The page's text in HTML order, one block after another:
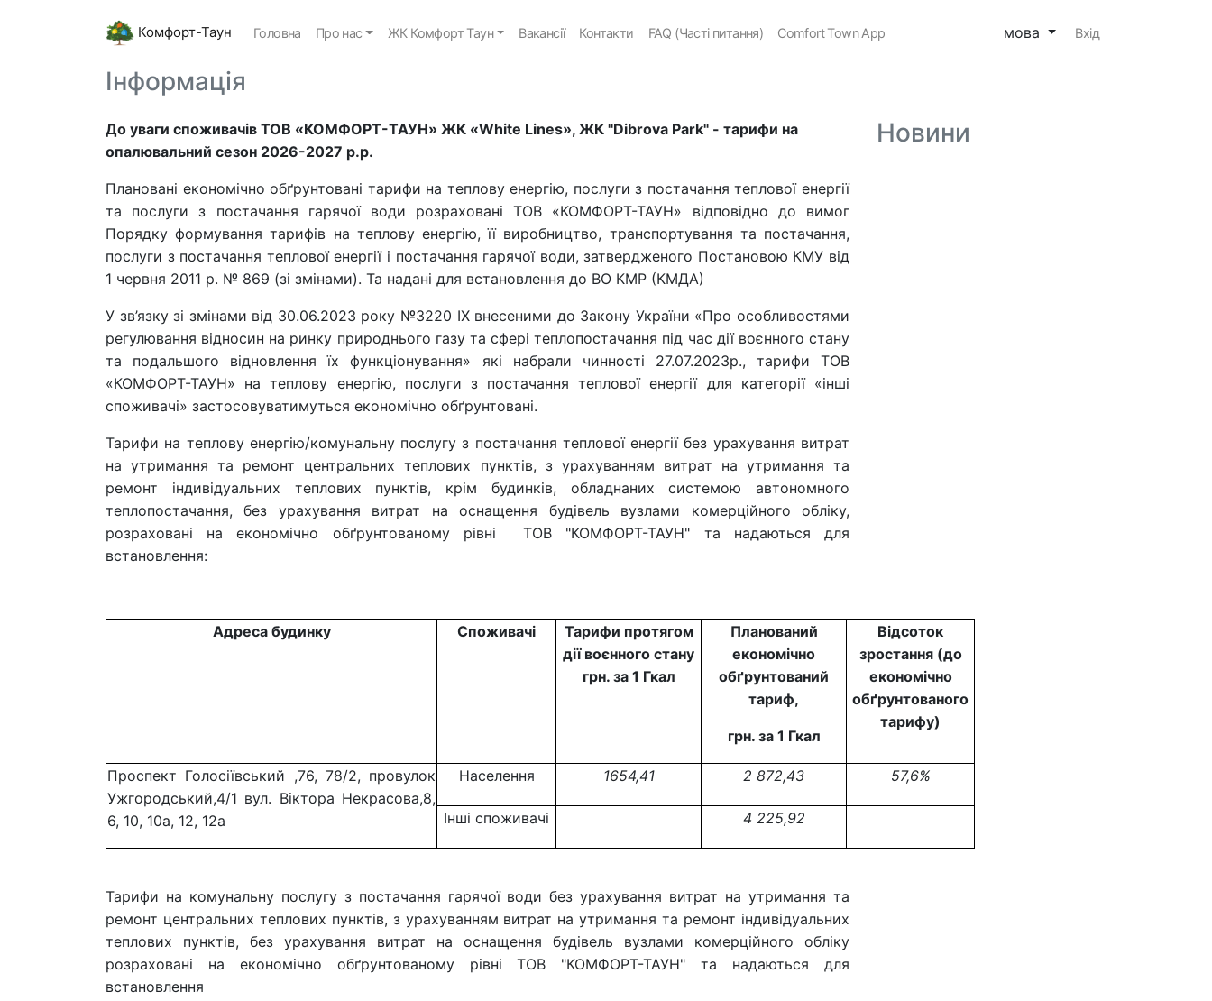
Комфорт-Таун Головна Про нас ЖК Комфорт Таун Вакансії Контакти FAQ (Часті питання) Comfort Town App мова Вхід
Інформація
До уваги споживачів ТОВ «КОМФОРТ-ТАУН» ЖК «White Lines», ЖК "Dibrova Park" - тарифи на
опалювальний сезон 2026-2027 р.р.
Плановані економічно обґрунтовані тарифи на теплову енергію, послуги з постачання теплової енергії
та послуги з постачання гарячої води розраховані ТОВ «КОМФОРТ-ТАУН» відповідно до вимог
Порядку формування тарифів на теплову енергію, її виробництво, транспортування та постачання,
послуги з постачання теплової енергії і постачання гарячої води, затвердженого Постановою КМУ від
1 червня 2011 р. № 869 (зі змінами). Та надані для встановлення до ВО КМР (КМДА)
У зв’язку зі змінами від 30.06.2023 року №3220 IX внесеними до Закону України «Про особливостями
регулювання відносин на ринку природнього газу та сфері теплопостачання під час дії воєнного стану
та подальшого відновлення їх функціонування» які набрали чинності 27.07.2023р., тарифи ТОВ
«КОМФОРТ-ТАУН» на теплову енергію, послуги з постачання теплової енергії для категорії «інші
споживачі» застосовуватимуться економічно обґрунтовані.
Тарифи на теплову енергію/комунальну послугу з постачання теплової енергії без урахування витрат
на утримання та ремонт центральних теплових пунктів, з урахуванням витрат на утримання та
ремонт індивідуальних теплових пунктів, крім будинків, обладнаних системою автономного
теплопостачання, без урахування витрат на оснащення будівель вузлами комерційного обліку,
розраховані на економічно обґрунтованому рівні ТОВ "КОМФОРТ-ТАУН" та надаються для
встановлення:
Адреса будинку Споживачі
Тарифи протягом
дії воєнного стану
грн. за 1 Гкал
Планований
економічно
обґрунтований
тариф,
грн. за 1 Гкал
Відсоток
зростання (до
економічно
обґрунтованого
тарифу)
Проспект Голосіївський ,76, 78/2, провулок
Ужгородський,4/1 вул. Віктора Некрасова,8,
6, 10, 10а, 12, 12а
Населення 1654,41 2 872,43 57,6%
Інші споживачі 4 225,92
Тарифи на комунальну послугу з постачання гарячої води без урахування витрат на утримання та
ремонт центральних теплових пунктів, з урахуванням витрат на утримання та ремонт індивідуальних
теплових пунктів, без урахування витрат на оснащення будівель вузлами комерційного обліку
розраховані на економічно обґрунтованому рівні ТОВ "КОМФОРТ-ТАУН" та надаються для
встановлення
Новини